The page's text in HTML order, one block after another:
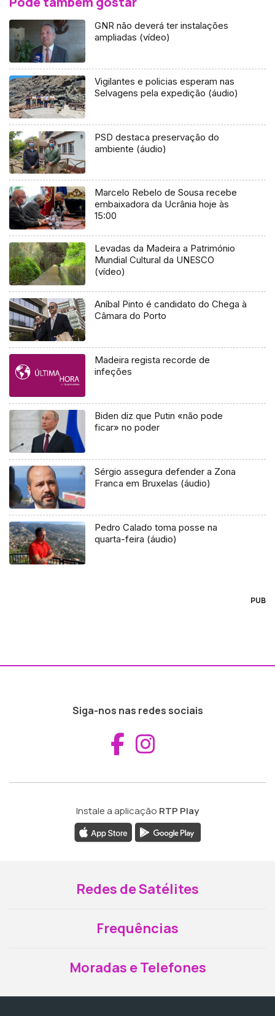
GNR não deverá ter instalações
ampliadas (vídeo)
Vigilantes e policias esperam nas
Selvagens pela expedição (áudio)
PSD destaca preservação do
ambiente (áudio)
Marcelo Rebelo de Sousa recebe
embaixadora da Ucrânia hoje às
15:00
Levadas da Madeira a Património
Mundial Cultural da UNESCO
(vídeo)
Aníbal Pinto é candidato do Chega à
Câmara do Porto
Madeira regista recorde de
infeções
Biden diz que Putin «não pode
ficar» no poder
Sérgio assegura defender a Zona
Franca em Bruxelas (áudio)
Pedro Calado toma posse na
quarta-feira (áudio)
PUB
Siga-nos nas redes sociais
Aceder ao
Instale a aplicação RTP Play
Redes de Satélites
Frequências
Moradas e Telefones